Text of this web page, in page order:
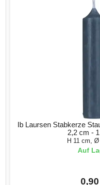
Ib Laursen Stabkerze
2,2 cm -
H 11 cm,
Auf